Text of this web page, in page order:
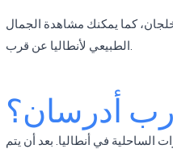
كما يمكنك مشاهدة الجمال
الطبيعي لأنطاليا عن قرب.
أدرسان؟
في أنطاليا. بعد أن يتم